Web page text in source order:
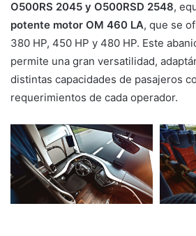
O500RS 2045 y O500RSD 2548,
potente motor OM 460 LA, que se
380 HP, 450 HP y 480 HP. Este
permite una gran versatilidad,
distintas capacidades de pasajeros
requerimientos de cada operador.